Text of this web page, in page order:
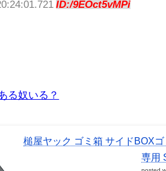
ID:/9EOct5vMPi
る奴いる？
槌屋ヤック ゴミ箱 サイドBOX
専用